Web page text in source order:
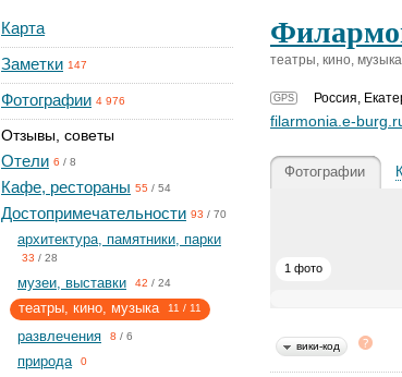
Карта
Заметки 147
Фотографии 4 976
Отзывы, советы
Отели 6 / 8
Кафе, рестораны 55 / 54
Достопримечательности 93 / 70
архитектура, памятники, парки
33 / 28
музеи, выставки 42 / 24
театры, кино, музыка 11 / 11
развлечения 8 / 6
природа 0
театры, кино, музыка
GPS Россия,
filarmonia.e-
Фотографии
1 фото
вики-код